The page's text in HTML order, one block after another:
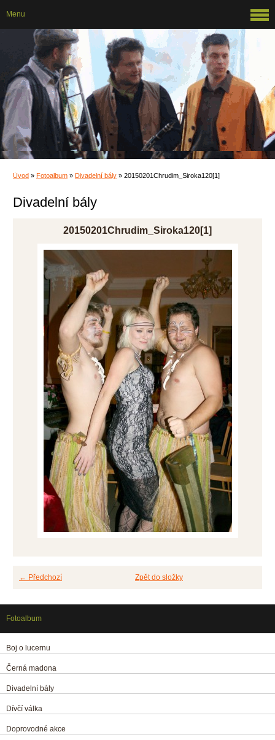
Úvod » Fotoalbum » Divadelní bály » 20150201Chrudim_Siroka120[1]
Divadelní bály
20150201Chrudim_Siroka120[1]
← Předchozí Zpět do složky
Menu
Fotoalbum
Boj o lucernu
Černá madona
Divadelní bály
Dívčí válka
Doprovodné akce